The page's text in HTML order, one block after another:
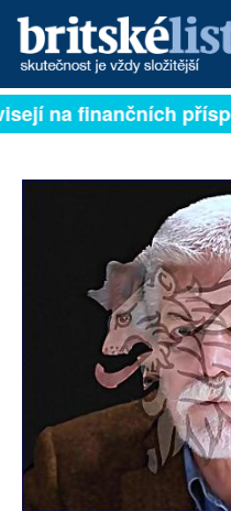
PŘIHLÁSIT
ROZHOVORY
NEJČTENĚJŠÍ ZA 7 DNÍ
AUTOŘI
PŘÍSPĚVKY NA PROVOZ
na finančních